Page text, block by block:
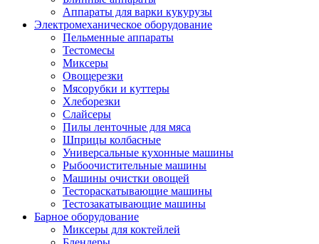
Аппараты для варки кукурузы
Электромеханическое оборудование
Пельменные аппараты
Тестомесы
Миксеры
Овощерезки
Мясорубки и куттеры
Хлеборезки
Слайсеры
Пилы ленточные для мяса
Шприцы колбасные
Универсальные кухонные машины
Рыбоочистительные машины
Машины очистки овощей
Тестораскатывающие машины
Тестозакатывающие машины
Барное оборудование
Миксеры для коктейлей